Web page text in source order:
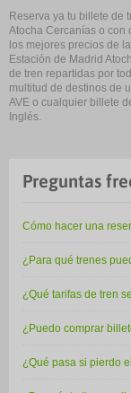
Reserva ya tu billete de
Atocha Cercanías o con
los mejores precios de
Estación de Madrid
de tren repartidas por
multitud de destinos de
AVE o cualquier billete
Inglés.
Preguntas
Cómo hacer una
¿Para qué trenes
¿Qué tarifas de tren
¿Puedo comprar
¿Qué pasa si pierdo